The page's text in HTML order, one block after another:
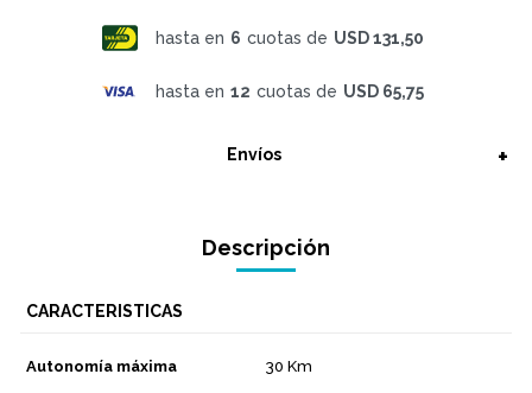
hasta en 6 cuotas de USD 131,50
hasta en 12 cuotas de USD 65,75
Envíos
Descripción
CARACTERISTICAS
Autonomía máxima 30 Km